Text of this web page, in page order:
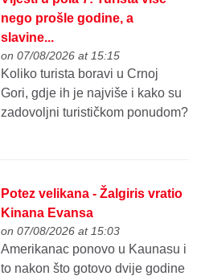
nego prošle godine, a
slavine...
on 07/08/2026 at 15:15
Koliko turista boravi u Crnoj
Gori, gdje ih je najviše i kako su
zadovoljni turističkom ponudom?
Potez velikana - Žalgiris vratio
Kinana Evansa
on 07/08/2026 at 15:03
Amerikanac ponovo u Kaunasu i
to nakon što gotovo dvije godine